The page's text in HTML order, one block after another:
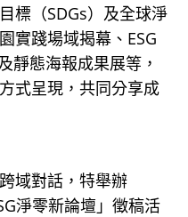
標（SDGs）及全球淨
實踐場域揭幕、ESG
靜態海報成果展等，
式呈現，共同分享成
域對話，特舉辦
淨零新論壇」徵稿活